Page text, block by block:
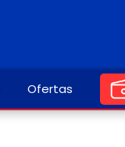
Ofertas